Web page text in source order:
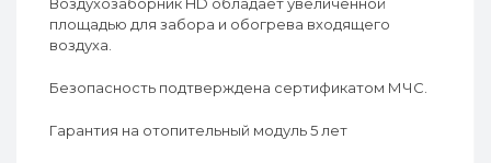
площадью для забора и обогрева входящего
воздуха.
Безопасность подтверждена сертификатом МЧС.
Гарантия на отопительный модуль 5 лет